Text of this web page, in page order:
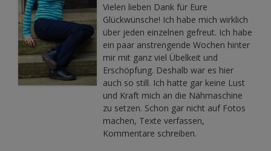
Vielen lieben Dank für Eure
Glückwünsche! Ich habe mich wirklich
über jeden einzelnen gefreut. Ich habe
ein paar anstrengende Wochen hinter
mir mit ganz viel Übelkeit und
Erschöpfung. Deshalb war es hier
auch so still. Ich hatte gar keine Lust
und Kraft mich an die Nähmaschine
zu setzen. Schon gar nicht auf Fotos
machen, Texte verfassen,
Kommentare schreiben.